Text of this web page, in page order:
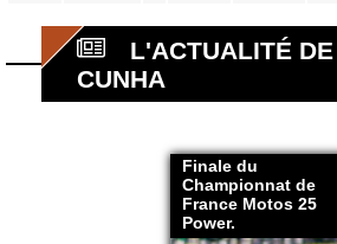
L'ACTUALITÉ
CUNHA
Finale du
Championnat de
France Motos 25
Power.